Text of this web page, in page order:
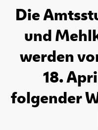
Die
und
werden
18.
folgender